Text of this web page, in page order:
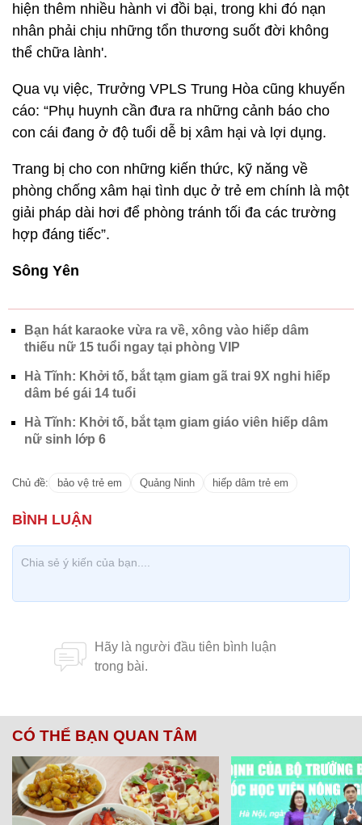
hiện thêm nhiều hành vi đồi bại, trong khi đó nạn
nhân phải chịu những tổn thương suốt đời không
thể chữa lành'.
Qua vụ việc, Trưởng VPLS Trung Hòa cũng khuyến
cáo: “Phụ huynh cần đưa ra những cảnh báo cho
con cái đang ở độ tuổi dễ bị xâm hại và lợi dụng.
Trang bị cho con những kiến thức, kỹ năng về
phòng chống xâm hại tình dục ở trẻ em chính là một
giải pháp dài hơi để phòng tránh tối đa các trường
hợp đáng tiếc”.
Sông Yên
Bạn hát karaoke vừa ra về, xông vào hiếp dâm
thiếu nữ 15 tuổi ngay tại phòng VIP
Hà Tĩnh: Khởi tố, bắt tạm giam gã trai 9X nghi hiếp
dâm bé gái 14 tuổi
Hà Tĩnh: Khởi tố, bắt tạm giam giáo viên hiếp dâm
nữ sinh lớp 6
Chủ đề: bảo vệ trẻ em Quảng Ninh hiếp dâm trẻ em
CÓ THỂ BẠN QUAN TÂM